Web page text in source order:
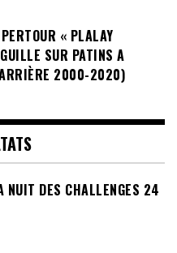
« PLALAY
SUR PATINS A
2000-2020)
NUIT DES CHALLENGES 24